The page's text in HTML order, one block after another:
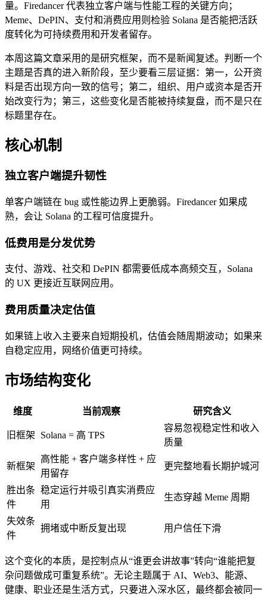
量。Firedancer 代表独立客户端与性能工程的关键方向；
Meme、DePIN、支付和消费应用则检验 Solana 是否能把活跃
度转化为可持续费用和开发者留存。
本周这篇文章采用的是研究框架，而不是新闻复述。判断一个
主题是否真的进入新阶段，至少要看三层证据：第一，公开资
料是否出现方向一致的信号；第二，组织、用户或资本是否开
始改变行为；第三，这些变化是否能被持续复盘，而不是只在
标题里存在。
核心机制
独立客户端提升韧性
单客户端链在 bug 或性能边界上更脆弱。Firedancer 如果成
熟，会让 Solana 的工程可信度提升。
低费用是分发优势
支付、游戏、社交和 DePIN 都需要低成本高频交互，Solana
的 UX 更接近互联网应用。
费用质量决定估值
如果链上收入主要来自短期投机，估值会随周期波动；如果来
自稳定应用，网络价值更可持续。
市场结构变化
维度 当前观察 研究含义
旧框架 Solana = 高 TPS
容易忽视稳定性和收入
质量
新框架
高性能 + 客户端多样性 + 应
用留存
更完整地看长期护城河
胜出条
件
稳定运行并吸引真实消费应
用
生态穿越 Meme 周期
失效条
件
拥堵或中断反复出现 用户信任下滑
这个变化的本质，是控制点从“谁更会讲故事”转向“谁能把复
杂问题做成可重复系统”。无论主题属于 AI、Web3、能源、
健康、职业还是生活方式，只要进入深水区，最终都会被同一